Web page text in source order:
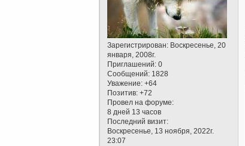
Зарегистрирован: Воскресенье, 20
января, 2008г.
Приглашений: 0
Сообщений: 1828
Уважение: +64
Позитив: +72
Провел на форуме:
8 дней 13 часов
Последний визит:
Воскресенье, 13 ноября, 2022г.
23:07